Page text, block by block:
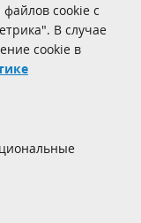
cookie с
В случае
cookie в